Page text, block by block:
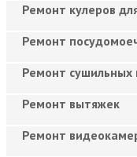
Ремонт кулеров
Ремонт
Ремонт
Ремонт вытяжек
Ремонт